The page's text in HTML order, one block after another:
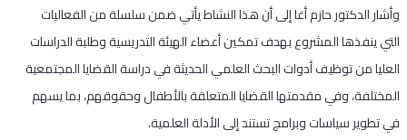
وأشار الدكتور حازم أغا إلى أن هذا النشاط يأتي ضمن سلسلة من الفعاليات
التي ينفذها المشروع بهدف تمكين أعضاء الهيئة التدريسية وطلبة الدراسات
العليا من توظيف أدوات البحث العلمي الحديثة في دراسة القضايا المجتمعية
المختلفة، وفي مقدمتها القضايا المتعلقة بالأطفال وحقوقهم، بما يسهم
في تطوير سياسات وبرامج تستند إلى الأدلة العلمية.